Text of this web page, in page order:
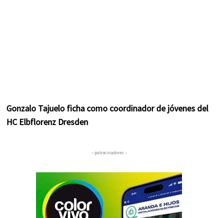
Gonzalo Tajuelo ficha como coordinador de jóvenes del
HC Elbflorenz Dresden
– patrocinadores –